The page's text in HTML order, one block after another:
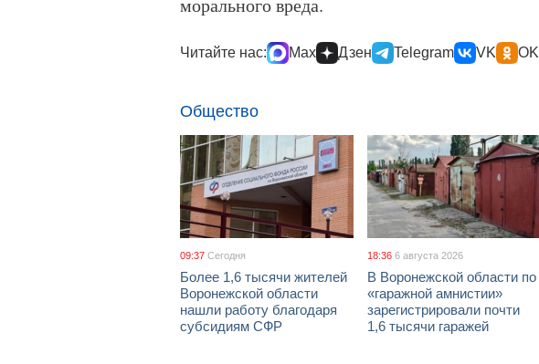
морального вреда.
Читайте нас: Max Дзен Telegram VK OK
Общество
09:37 Сегодня
Более 1,6 тысячи жителей
Воронежской области
нашли работу благодаря
субсидиям СФР
18:36 6 августа 2026
В Воронежской области по
«гаражной амнистии»
зарегистрировали почти
1,6 тысячи гаражей